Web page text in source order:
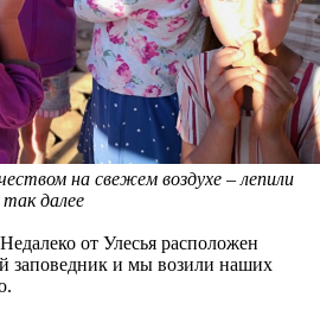
на свежем воздухе – лепили
так далее
от Улесья расположен
заповедник и мы возили наших